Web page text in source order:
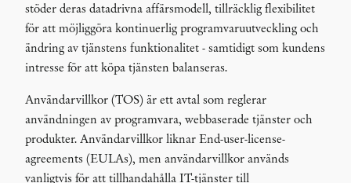
stöder deras datadrivna affärsmodell, tillräcklig flexibilitet
för att möjliggöra kontinuerlig programvaruutveckling och
ändring av tjänstens funktionalitet - samtidigt som kundens
intresse för att köpa tjänsten balanseras.
Användarvillkor (TOS) är ett avtal som reglerar
användningen av programvara, webbaserade tjänster och
produkter. Användarvillkor liknar End-user-license-
agreements (EULAs), men användarvillkor används
vanligtvis för att tillhandahålla IT-tjänster till